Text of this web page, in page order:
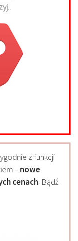
z funkcji
–nowe
cenach. Bądź